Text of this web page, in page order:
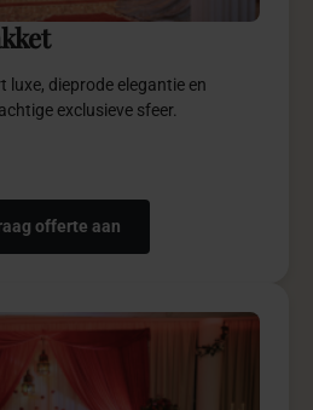
luxe, dieprode elegantie en
exclusieve sfeer.
offerte aan